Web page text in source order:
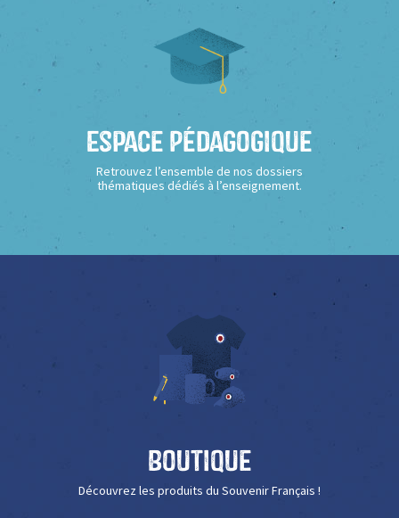
Espace Pédagogique
Retrouvez l’ensemble de nos dossiers
thématiques dédiés à l’enseignement.
Boutique
Découvrez les produits du Souvenir Français !